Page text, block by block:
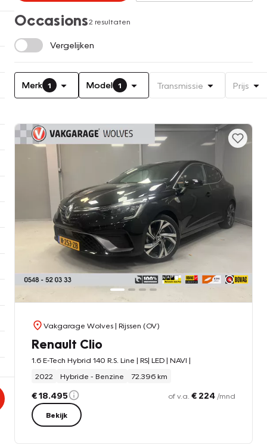
Occasions2 resultaten
Vergelijken
Merk 1 Model 1 Transmissie Prijs
Vakgarage Wolves| Rijssen (OV)
Renault Clio
1.6 E-Tech Hybrid 140 R.S. Line | RS| LED | NAVI |
2022
Hybride - Benzine 72.396 km
€ 18.495 of v.a. € 224 /mnd
Bekijk